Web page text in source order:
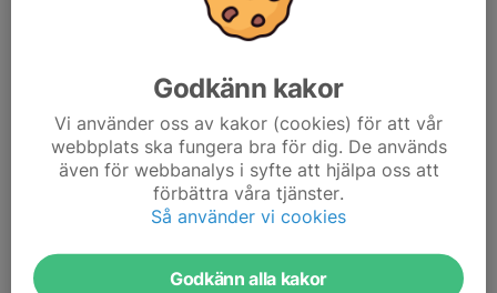
1drv.ms/b/s!AmIQXyz9DFMM9EzyG5nhnXO3ybHu?
Godkänn kakor
Vi använder oss av kakor (cookies) för att vår
webbplats ska fungera bra för dig. De används
även för webbanalys i syfte att hjälpa oss att
förbättra våra tjänster.
Så använder vi cookies
Godkänn alla kakor